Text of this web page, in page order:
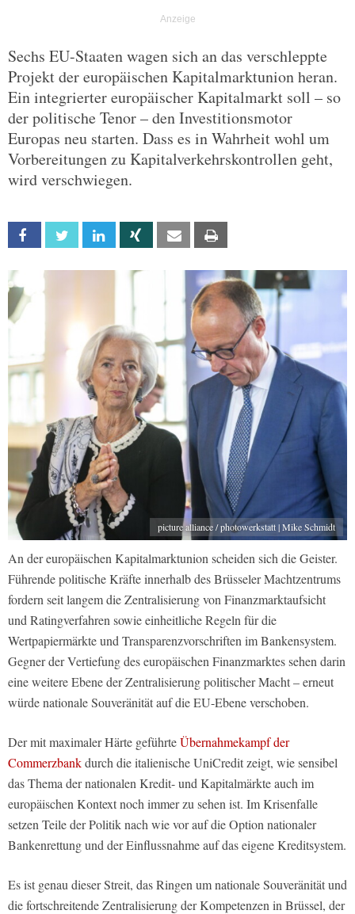
Sechs EU-Staaten wagen sich an das verschleppte
Projekt der europäischen Kapitalmarktunion heran.
Ein integrierter europäischer Kapitalmarkt soll – so
der politische Tenor – den Investitionsmotor
Europas neu starten. Dass es in Wahrheit wohl um
Vorbereitungen zu Kapitalverkehrskontrollen geht,
wird verschwiegen.
Facebook Twitter Linkedin Xing Email
picture alliance / photowerkstatt | Mike Schmidt
An der europäischen Kapitalmarktunion scheiden sich die Geister.
Führende politische Kräfte innerhalb des Brüsseler Machtzentrums
fordern seit langem die Zentralisierung von Finanzmarktaufsicht
und Ratingverfahren sowie einheitliche Regeln für die
Wertpapiermärkte und Transparenzvorschriften im Bankensystem.
Gegner der Vertiefung des europäischen Finanzmarktes sehen darin
eine weitere Ebene der Zentralisierung politischer Macht – erneut
würde nationale Souveränität auf die EU-Ebene verschoben.
Der mit maximaler Härte geführteÜbernahmekampf der
Commerzbankdurch die italienische UniCredit zeigt, wie sensibel
das Thema der nationalen Kredit- und Kapitalmärkte auch im
europäischen Kontext noch immer zu sehen ist. Im Krisenfalle
setzen Teile der Politik nach wie vor auf die Option nationaler
Bankenrettung und der Einflussnahme auf das eigene Kreditsystem.
Es ist genau dieser Streit, das Ringen um nationale Souveränität und
die fortschreitende Zentralisierung der Kompetenzen in Brüssel, der